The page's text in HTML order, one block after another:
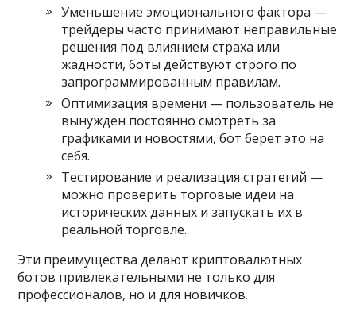
Уменьшение эмоционального фактора —
трейдеры часто принимают неправильные
решения под влиянием страха или
жадности, боты действуют строго по
запрограммированным правилам.
Оптимизация времени — пользователь не
вынужден постоянно смотреть за
графиками и новостями, бот берет это на
себя.
Тестирование и реализация стратегий —
можно проверить торговые идеи на
исторических данных и запускать их в
реальной торговле.
Эти преимущества делают криптовалютных
ботов привлекательными не только для
профессионалов, но и для новичков.